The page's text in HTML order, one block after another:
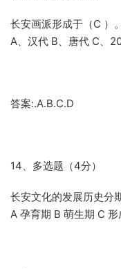
长安画派形成于（C ）。
A、汉代 B、唐代 C、
答案:.A.B.C.D
14、多选题（4分）
长安文化的发展历史分
A 孕育期 B 萌生期 C